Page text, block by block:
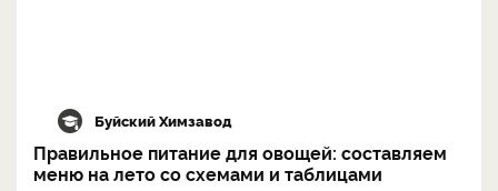
Буйский Химзавод
Правильное питание для овощей: составляем
меню на лето со схемами и таблицами